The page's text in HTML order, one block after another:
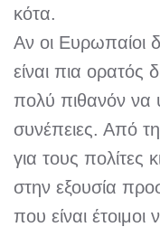
κότα.
Αν οι Ευρωπαίοι
είναι πια ορατός
πολύ πιθανόν να
συνέπειες. Από
για τους πολίτες
στην εξουσία
που είναι